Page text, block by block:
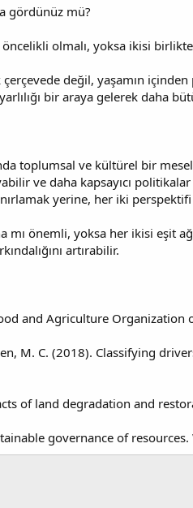
gördünüz mü?
olmalı, yoksa ikisi
değil, yaşamın
bir araya gelerek daha
toplumsal ve kültürel bir
ve daha kapsayıcı
yerine, her iki
önemli, yoksa her ikisi eşit
artırabilir.
and Agriculture Organization
M. C. (2018). Classifying
of land degradation and
governance of